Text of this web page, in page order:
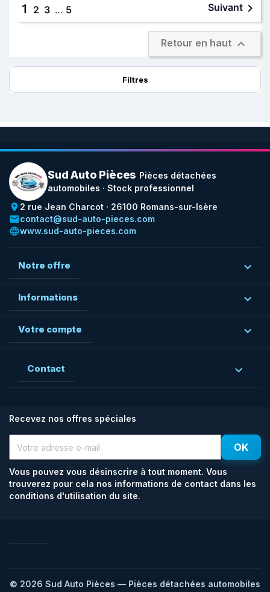
1 2 3 … 5 Suivant 
Retour en haut 
Filtres
Sud Auto Pièces Pièces détachées
automobiles · Stock professionnel
place 2 rue Jean Charcot · 26100 Romans-sur-Isère
emailcontact@sud-auto-pieces.com
languagewww.sud-auto-pieces.com
Notre offre 
Informations 
Votre compte 
Contact 
Recevez nos offres spéciales
Vous pouvez vous désinscrire à tout moment. Vous
trouverez pour cela nos informations de contact dans les
conditions d'utilisation du site.
© 2026 Sud Auto Pièces — Pièces détachées automobiles